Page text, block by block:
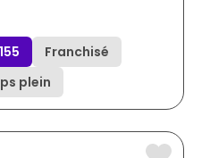
Franchisé
plein